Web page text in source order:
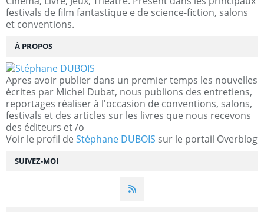
SUIVEZ-MOI
festivals de film fantastique e de science-fiction, salons
et conventions.
À PROPOS
Apres avoir publier dans un premier temps les nouvelles
écrites par Michel Dubat, nous publions des entretiens,
reportages réaliser à l'occasion de conventions, salons,
festivals et des articles sur les livres que nous recevons
des éditeurs et /o
Voir le profil de Stéphane DUBOIS sur le portail Overblog